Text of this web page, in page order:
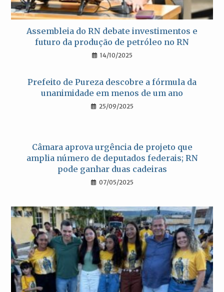
Assembleia do RN debate investimentos e
futuro da produção de petróleo no RN
14/10/2025
Prefeito de Pureza descobre a fórmula da
unanimidade em menos de um ano
25/09/2025
Câmara aprova urgência de projeto que
amplia número de deputados federais; RN
pode ganhar duas cadeiras
07/05/2025